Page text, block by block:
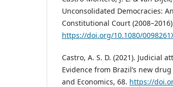
Unconsolidated Democracies:
Constitutional Court
https://doi.org/10.1080/
Castro, A. S. D. (2021).
Evidence from Brazil’s new
and Economics, 68. https://